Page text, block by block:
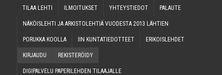
TILAA LEH­TI ILMOI­TUK­SET YHTEYS­TIE­DOT PALAU­TE
NÄKÖIS­LEH­TI JA ARKIS­TO­LEH­TIÄ VUO­DES­TA 2013 LÄHTIEN
PORUK­KA KOOLLA IIN KUN­TA­TIE­DOT­TEET ERI­KOIS­LEH­DET
KIR­JAU­DU REKIS­TE­RÖI­DY
DIGI­PAL­VE­LU PAPE­RI­LEH­DEN TILAAJALLE